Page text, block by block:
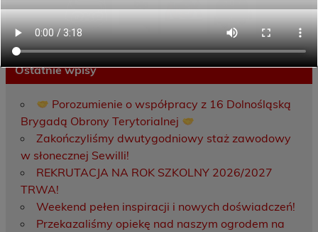
Ostatnie wpisy
Porozumienie o współpracy z 16 Dolnośląską
Brygadą Obrony Terytorialnej
Zakończyliśmy dwutygodniowy staż zawodowy
w słonecznej Sewilli!
REKRUTACJA NA ROK SZKOLNY 2026/2027
TRWA!
Weekend pełen inspiracji i nowych doświadczeń!
Przekazaliśmy opiekę nad naszym ogrodem na